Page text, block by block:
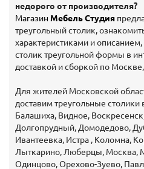
недорого от производителя?
Магазин Мебель Студия
треугольный столик,
характеристиками и описанием,
столик треугольной формы в
доставкой и сборкой по
Для жителей Московской
доставим треугольные столики
Балашиха, Видное,
Долгопрудный, Домодедово,
Ивантеевка, Истра , Коломна,
Лыткарино, Люберцы, Москва,
Одинцово, Орехово-Зуево,